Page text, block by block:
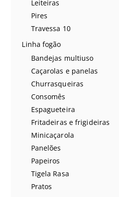
Leiteiras
Pires
Travessa 10
Linha fogão
Bandejas multiuso
Caçarolas e panelas
Churrasqueiras
Consomês
Espagueteira
Fritadeiras e frigideiras
Minicaçarola
Panelões
Papeiros
Tigela Rasa
Pratos